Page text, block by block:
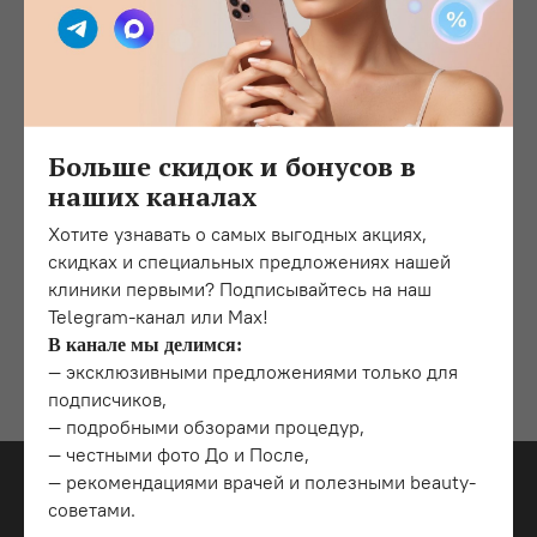
Больше скидок и бонусов в
наших каналах
Хотите узнавать о самых выгодных акциях,
скидках и специальных предложениях нашей
клиники первыми? Подписывайтесь на наш
Telegram-канал или Max!
В канале мы делимся:
— эксклюзивными предложениями только для
подписчиков,
— подробными обзорами процедур,
— честными фото До и После,
— рекомендациями врачей и полезными beauty-
советами.
Чем выгодней Check Up?
Это комплексная программа, включающая пакет услуг,
каждая из указанных процедур по отдельности выйдет
Что нужно делать, чтобы подготовиться к
процедуре?
Я провел обследование, что дальше?